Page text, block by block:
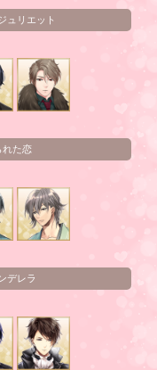
ュリエット
た恋
デレラ